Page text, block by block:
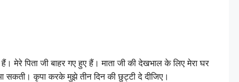
मेरे पिता जी बाहर गए हुए हैं। माता जी की देखभाल के लिए मेरा घर
कृपा करके मुझे तीन दिन की छुट्टी दे दीजिए।